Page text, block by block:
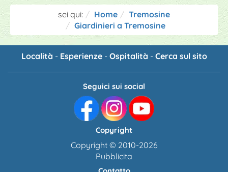
sei qui: Home
Tremosine
Giardinieri a Tremosine
Località - Esperienze- Ospitalità - Cerca sul sito
Seguici sui social
Copyright
Copyright © 2010-2026
Pubblicita